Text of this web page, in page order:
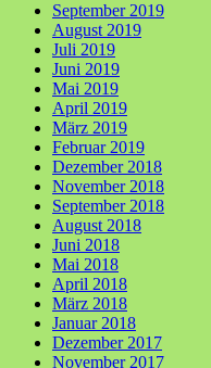
September 2019
August 2019
Juli 2019
Juni 2019
Mai 2019
April 2019
März 2019
Februar 2019
Dezember 2018
November 2018
September 2018
August 2018
Juni 2018
Mai 2018
April 2018
März 2018
Januar 2018
Dezember 2017
November 2017